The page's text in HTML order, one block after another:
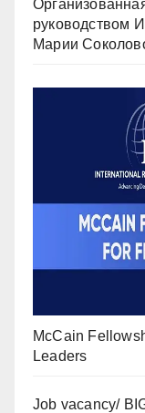
руководством
Марии
McCain
Leaders
Job vacancy/